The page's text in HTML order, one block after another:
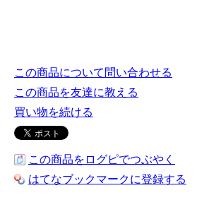
この商品について問い合わせる
この商品を友達に教える
買い物を続ける
この商品をログピでつぶやく
はてなブックマークに登録する